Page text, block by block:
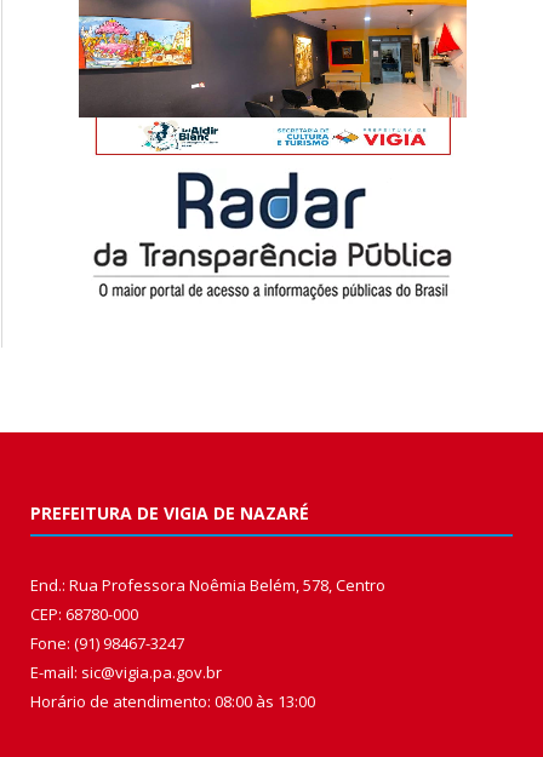
PREFEITURA DE VIGIA DE NAZARÉ
End.: Rua Professora Noêmia Belém, 578, Centro
CEP: 68780-000
Fone: (91) 98467-3247
E-mail: sic@vigia.pa.gov.br
Horário de atendimento: 08:00 às 13:00